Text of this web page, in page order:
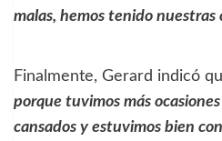
malas, hemos tenido nuestras
Finalmente, Gerard indicó
porque tuvimos más
cansados y estuvimos bien